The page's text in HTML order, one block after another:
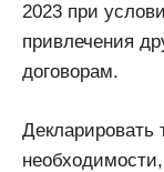
2023 при
привлечения
договорам.
Декларировать